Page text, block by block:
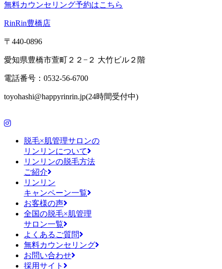
無料カウンセリング予約はこちら
RinRin豊橋店
〒440-0896
愛知県豊橋市萱町２２−２ 大竹ビル２階
電話番号：0532-56-6700
toyohashi@happyrinrin.jp(24時間受付中)
脱毛×肌管理サロンの
リンリンについて
リンリンの脱毛方法
ご紹介
リンリン
キャンペーン一覧
お客様の声
全国の脱毛×肌管理
サロン一覧
よくあるご質問
無料カウンセリング
お問い合わせ
採用サイト